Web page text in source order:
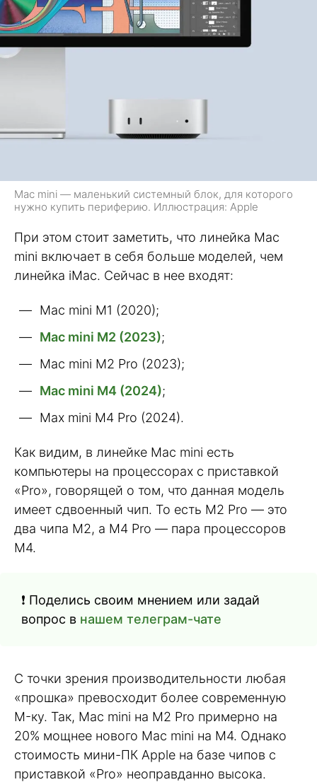
Mac mini — маленький системный блок, для которого
нужно купить периферию. Иллюстрация: Apple
При этом стоит заметить, что линейка Mac
mini включает в себя больше моделей, чем
линейка iMac. Сейчас в нее входят:
Mac mini M1 (2020);
Mac mini M2 (2023);
Mac mini M2 Pro (2023);
Mac mini M4 (2024);
Max mini M4 Pro (2024).
Как видим, в линейке Mac mini есть
компьютеры на процессорах с приставкой
«Pro», говорящей о том, что данная модель
имеет сдвоенный чип. То есть M2 Pro — это
два чипа M2, а M4 Pro — пара процессоров
M4.
❗ Поделись своим мнением или задай
вопрос в нашем телеграм-чате
С точки зрения производительности любая
«прошка» превосходит более современную
M-ку. Так, Mac mini на M2 Pro примерно на
20% мощнее нового Mac mini на M4. Однако
стоимость мини-ПК Apple на базе чипов с
приставкой «Pro» неоправданно высока.